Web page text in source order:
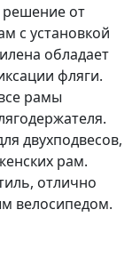
решение от
с установкой
обладает
фляги.
рамы
двухподвесов,
рам.
отлично
велосипедом.